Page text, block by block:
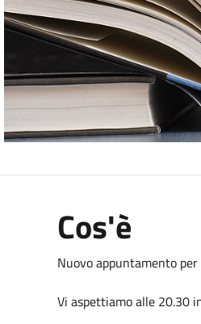
Cos'è
Nuovo appuntamento
Vi aspettiamo alle 20.30